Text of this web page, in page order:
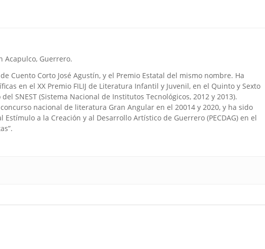
Acapulco, Guerrero.
Cuento Corto José Agustín, y el Premio Estatal del mismo nombre. Ha
en el XX Premio FILIJ de Literatura Infantil y Juvenil, en el Quinto y Sexto
SNEST (Sistema Nacional de Institutos Tecnológicos, 2012 y 2013).
nacional de literatura Gran Angular en el 20014 y 2020, y ha sido
a la Creación y al Desarrollo Artístico de Guerrero (PECDAG) en el